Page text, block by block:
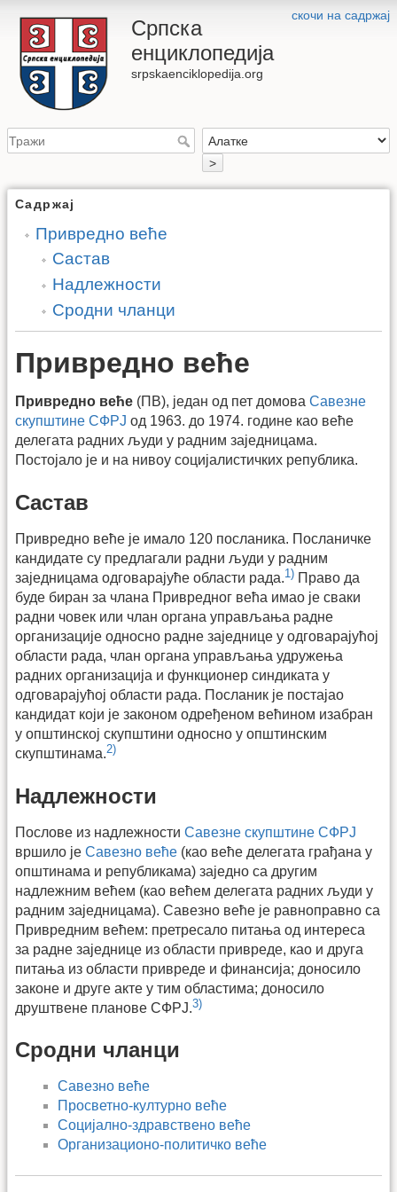
скочи на садржај
Српска
енциклопедија
srpskaenciklopedija.org
>
Садржај
Привредно веће
Састав
Надлежности
Сродни чланци
Привредно веће
Привредно веће (ПВ), један од пет домова Савезне
скупштине СФРЈ од 1963. до 1974. године као веће
делегата радних људи у радним заједницама.
Постојало је и на нивоу социјалистичких република.
Састав
Привредно веће је имало 120 посланика. Посланичке
кандидате су предлагали радни људи у радним
заједницама одговарајуће области рада.1) Право да
буде биран за члана Привредног већа имао је сваки
радни човек или члан органа управљања радне
организације односно радне заједнице у одговарајућој
области рада, члан органа управљања удружења
радних организација и функционер синдиката у
одговарајућој области рада. Посланик је постајао
кандидат који је законом одређеном већином изабран
у општинској скупштини односно у општинским
скупштинама.2)
Надлежности
Послове из надлежности Савезне скупштине СФРЈ
вршило је Савезно веће (као веће делегата грађана у
општинама и републикама) заједно са другим
надлежним већем (као већем делегата радних људи у
радним заједницама). Савезно веће је равноправно са
Привредним већем: претресало питања од интереса
за радне заједнице из области привреде, као и друга
питања из области привреде и финансија; доносило
законе и друге акте у тим областима; доносило
друштвене планове СФРЈ.3)
Сродни чланци
Савезно веће
Просветно-културно веће
Социјално-здравствено веће
Организационо-политичко веће